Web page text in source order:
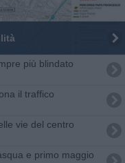
più blindato
il traffico
vie del centro
e primo maggio